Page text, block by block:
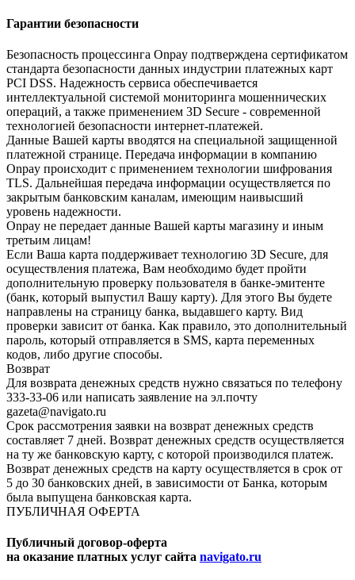
Гарантии безопасности
Безопасность процессинга Onpay подтверждена сертификатом
стандарта безопасности данных индустрии платежных карт
PCI DSS. Надежность сервиса обеспечивается
интеллектуальной системой мониторинга мошеннических
операций, а также применением 3D Secure - современной
технологией безопасности интернет-платежей.
Данные Вашей карты вводятся на специальной защищенной
платежной странице. Передача информации в компанию
Onpay происходит с применением технологии шифрования
TLS. Дальнейшая передача информации осуществляется по
закрытым банковским каналам, имеющим наивысший
уровень надежности.
Onpay не передает данные Вашей карты магазину и иным
третьим лицам!
Если Ваша карта поддерживает технологию 3D Secure, для
осуществления платежа, Вам необходимо будет пройти
дополнительную проверку пользователя в банке-эмитенте
(банк, который выпустил Вашу карту). Для этого Вы будете
направлены на страницу банка, выдавшего карту. Вид
проверки зависит от банка. Как правило, это дополнительный
пароль, который отправляется в SMS, карта переменных
кодов, либо другие способы.
Возврат
Для возврата денежных средств нужно связаться по телефону
333-33-06 или написать заявление на эл.почту
gazeta@navigato.ru
Срок рассмотрения заявки на возврат денежных средств
составляет 7 дней. Возврат денежных средств осуществляется
на ту же банковскую карту, с которой производился платеж.
Возврат денежных средств на карту осуществляется в срок от
5 до 30 банковских дней, в зависимости от Банка, которым
была выпущена банковская карта.
ПУБЛИЧНАЯ ОФЕРТА
Публичный договор-оферта
на оказание платных услуг сайта navigato.ru